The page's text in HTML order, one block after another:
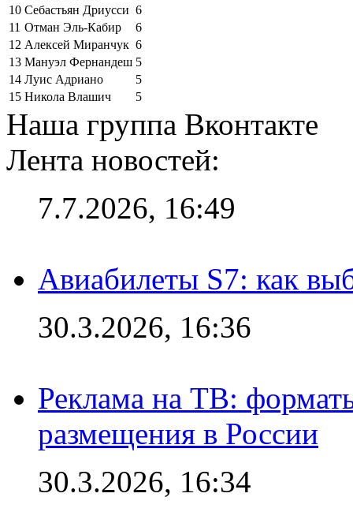
10 Себастьян Дриусси 6
11 Отман Эль-Кабир
6
12 Алексей Миранчук 6
13 Мануэл Фернандеш 5
14 Луис Адриано
5
15 Никола Влашич 5
Наша группа Вконтакте
Лента новостей:
7.7.2026, 16:49
Авиабилеты S7: как
30.3.2026, 16:36
Реклама на ТВ:
размещения в России
30.3.2026, 16:34